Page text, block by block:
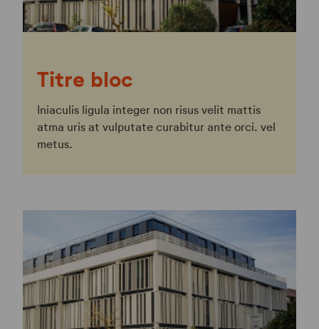
Titre bloc
Iniaculis ligula integer non risus velit mattis
atma uris at vulputate curabitur ante orci. vel
metus.